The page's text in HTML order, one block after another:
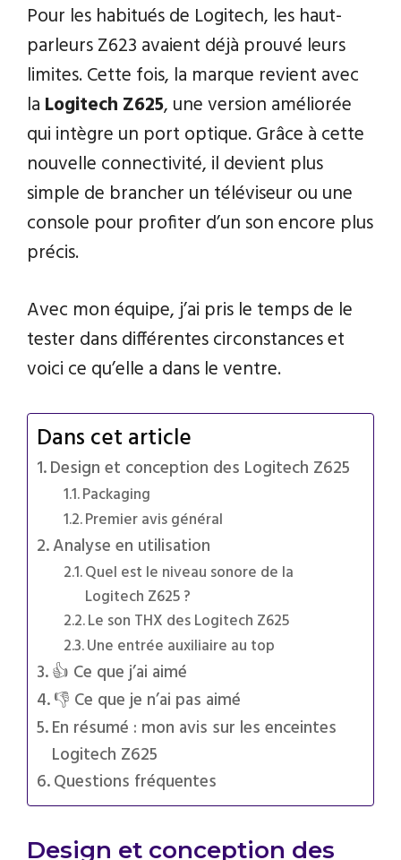
Pour les habitués de Logitech, les haut-
parleurs Z623 avaient déjà prouvé leurs
limites. Cette fois, la marque revient avec
la Logitech Z625, une version améliorée
qui intègre un port optique. Grâce à cette
nouvelle connectivité, il devient plus
simple de brancher un téléviseur ou une
console pour profiter d’un son encore plus
précis.
Avec mon équipe, j’ai pris le temps de le
tester dans différentes circonstances et
voici ce qu’elle a dans le ventre.
Dans cet article
Design et conception des Logitech Z625
Packaging
Premier avis général
Analyse en utilisation
Quel est le niveau sonore de la
Logitech Z625 ?
Le son THX des Logitech Z625
Une entrée auxiliaire au top
👍 Ce que j’ai aimé
👎 Ce que je n’ai pas aimé
En résumé : mon avis sur les enceintes
Logitech Z625
Questions fréquentes
Design et conception des